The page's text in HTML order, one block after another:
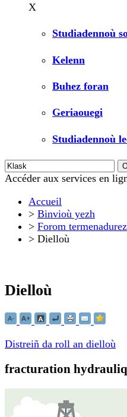
X
Studiadennoù
Kelenn
Buhez foran
Geriaouegi
Studiadennoù
Accéder aux services en
Accueil
> Binvioù yezh
> Forom
> Dielloù
Dielloù
Distreiñ da roll an dielloù
fracturation